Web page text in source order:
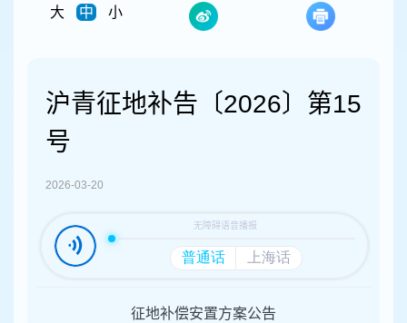
大
中 小
沪青征地补告〔2026〕第15
号
2026-03-20
征地补偿安置方案公告